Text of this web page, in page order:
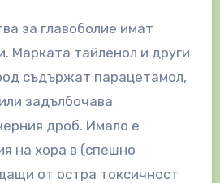
за главоболие имат
Марката тайленол и други
съдържат парацетамол,
задълбочава
дроб. Имало е
на хора в (спешно
от остра токсичност